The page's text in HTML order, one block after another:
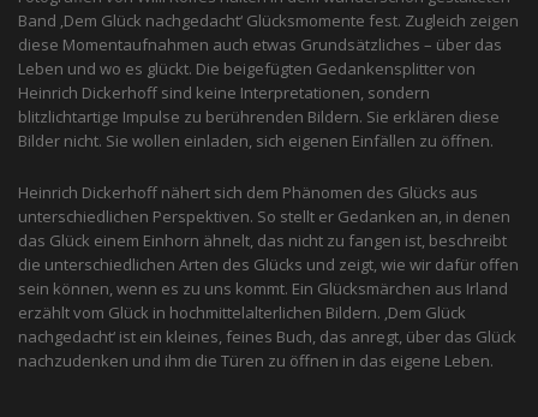
Band ‚Dem Glück nachgedacht‘ Glücksmomente fest. Zugleich zeigen
diese Momentaufnahmen auch etwas Grundsätzliches – über das
Leben und wo es glückt. Die beigefügten Gedankensplitter von
Heinrich Dickerhoff sind keine Interpretationen, sondern
blitzlichtartige Impulse zu berührenden Bildern. Sie erklären diese
Bilder nicht. Sie wollen einladen, sich eigenen Einfällen zu öffnen.
Heinrich Dickerhoff nähert sich dem Phänomen des Glücks aus
unterschiedlichen Perspektiven. So stellt er Gedanken an, in denen
das Glück einem Einhorn ähnelt, das nicht zu fangen ist, beschreibt
die unterschiedlichen Arten des Glücks und zeigt, wie wir dafür offen
sein können, wenn es zu uns kommt. Ein Glücksmärchen aus Irland
erzählt vom Glück in hochmittelalterlichen Bildern. ‚Dem Glück
nachgedacht‘ ist ein kleines, feines Buch, das anregt, über das Glück
nachzudenken und ihm die Türen zu öffnen in das eigene Leben.